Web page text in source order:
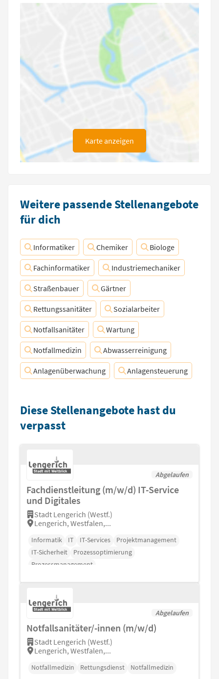
Karte anzeigen
Weitere passende Stellenangebote
für dich
Informatiker Chemiker Biologe
Fachinformatiker Industriemechaniker
Straßenbauer Gärtner
Rettungssanitäter Sozialarbeiter
Notfallsanitäter Wartung
Notfallmedizin Abwasserreinigung
Anlagenüberwachung Anlagensteuerung
Diese Stellenangebote hast du
verpasst
Abgelaufen
Fachdienstleitung (m/w/d) IT-Service
und Digitales
Stadt Lengerich (Westf.)
Lengerich, Westfalen,...
Informatik IT IT-Services
Projektmanagement
IT-Sicherheit
Prozessoptimierung
Prozessmanagement
Abgelaufen
Notfallsanitäter/-innen (m/w/d)
Stadt Lengerich (Westf.)
Lengerich, Westfalen,...
Notfallmedizin Rettungsdienst Notfallmedizin